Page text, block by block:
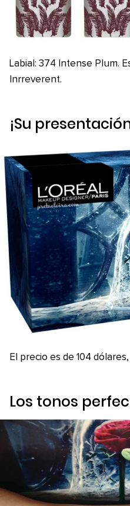
Labial: 374 Intense Plum.
Inrreverent.
¡Su
El precio es de 104
Los tonos